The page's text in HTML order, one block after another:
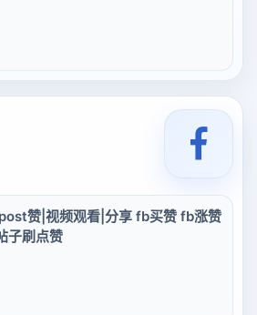
频观看|分享 fb买赞 fb涨赞
帖子刷点赞